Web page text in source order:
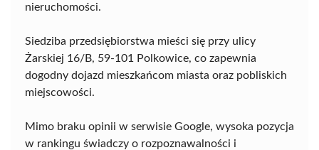
nieruchomości.
Siedziba przedsiębiorstwa mieści się przy ulicy
Żarskiej 16/B, 59-101 Polkowice, co zapewnia
dogodny dojazd mieszkańcom miasta oraz pobliskich
miejscowości.
Mimo braku opinii w serwisie Google, wysoka pozycja
w rankingu świadczy o rozpoznawalności i